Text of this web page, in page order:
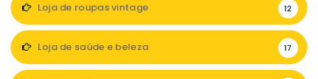
Loja de roupas vintage 12
Loja de saúde e beleza 17